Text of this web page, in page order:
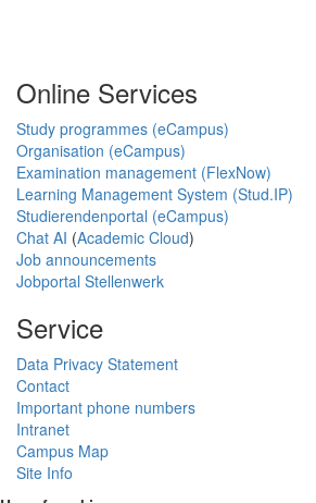
Online Services
Study programmes (eCampus)
Organisation (eCampus)
Examination management (FlexNow)
Learning Management System (Stud.IP)
Studierendenportal (eCampus)
Chat AI (Academic Cloud)
Job announcements
Jobportal Stellenwerk
Service
Data Privacy Statement
Contact
Important phone numbers
Intranet
Campus Map
Site Info